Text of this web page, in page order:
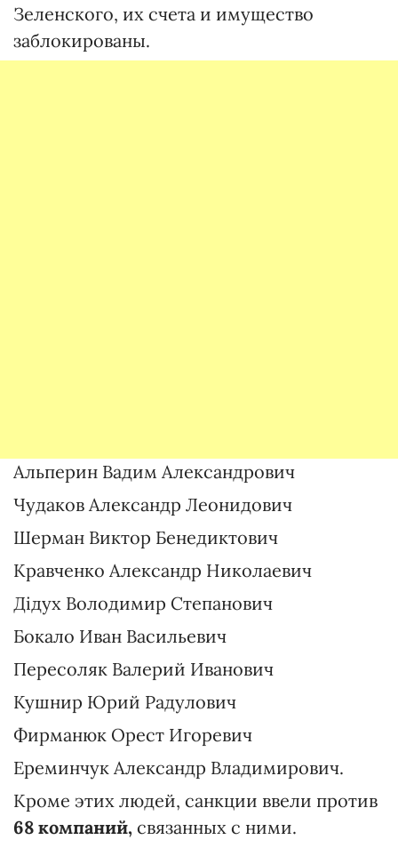
Зеленского, их счета и имущество
заблокированы.
Альперин Вадим Александрович
Чудаков Александр Леонидович
Шерман Виктор Бенедиктович
Кравченко Александр Николаевич
Дідух Володимир Степанович
Бокало Иван Васильевич
Пересоляк Валерий Иванович
Кушнир Юрий Радулович
Фирманюк Орест Игоревич
Ереминчук Александр Владимирович.
Кроме этих людей, санкции ввели против
68 компаний, связанных с ними.